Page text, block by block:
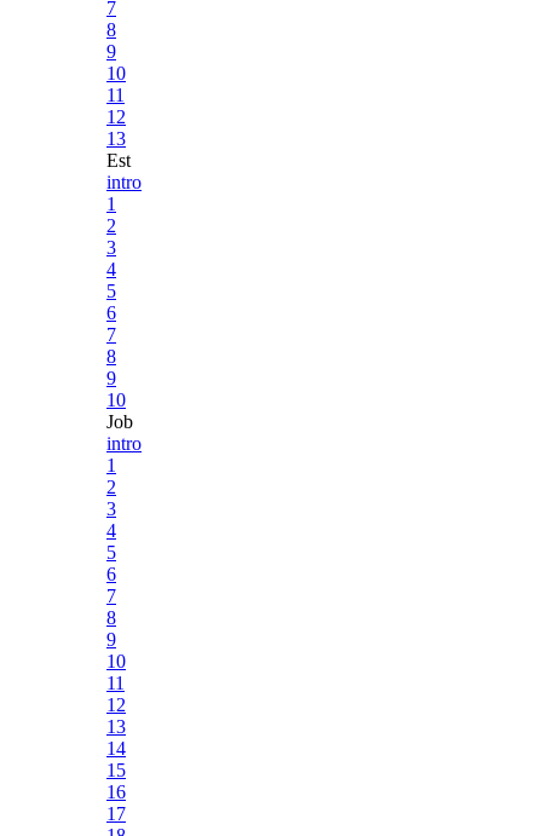
7
8
9
10
11
12
13
Est
intro
1
2
3
4
5
6
7
8
9
10
Job
intro
1
2
3
4
5
6
7
8
9
10
11
12
13
14
15
16
17